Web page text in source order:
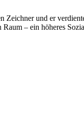
Zeichner und er
– ein höheres